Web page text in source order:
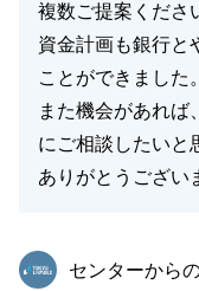
複数ご提案くださ
資金計画も銀行と
ことができました。
また機会があれば
にご相談したいと
ありがとうござい
東急リバブル
センターから